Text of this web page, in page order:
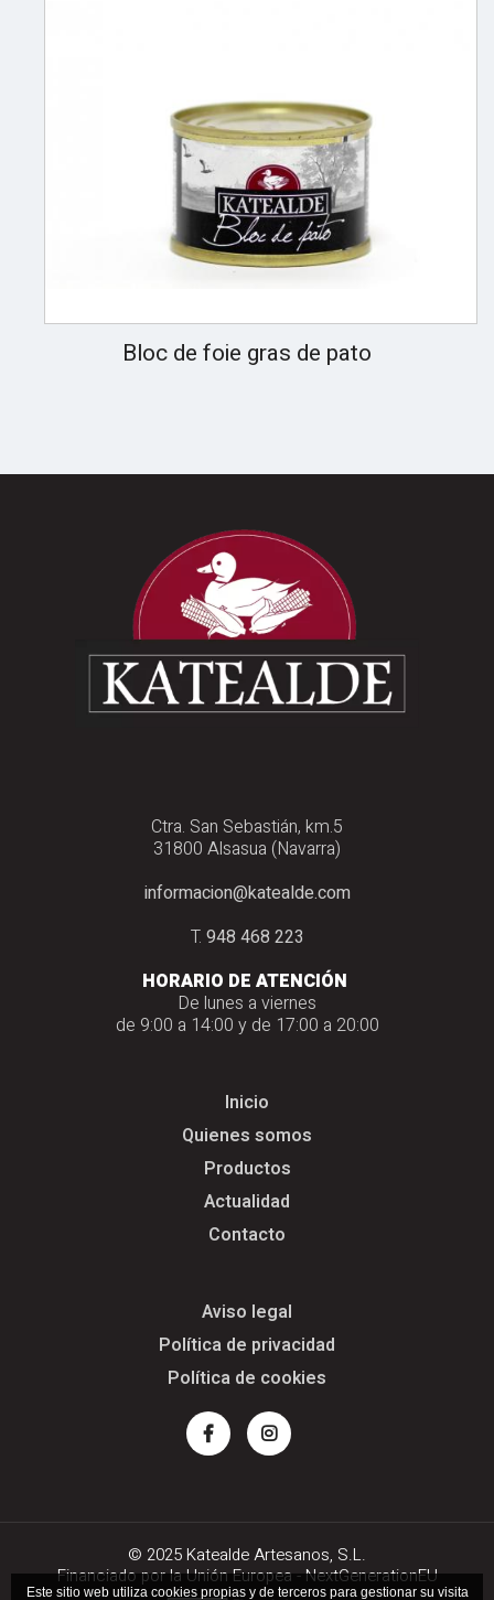
Este sitio web utiliza cookies propias y de terceros para gestionar su visita
Bloc de foie gras de pato
Ctra. San Sebastián, km.5
31800 Alsasua (Navarra)
informacion@katealde.com
T. 948 468 223
HORARIO DE ATENCIÓN
De lunes a viernes
de 9:00 a 14:00 y de 17:00 a 20:00
Inicio
Quienes somos
Productos
Actualidad
Contacto
Aviso legal
Política de privacidad
Política de cookies
FacebookInstagram
© 2025 Katealde Artesanos, S.L.
Financiado por la Unión Europea - NextGenerationEU